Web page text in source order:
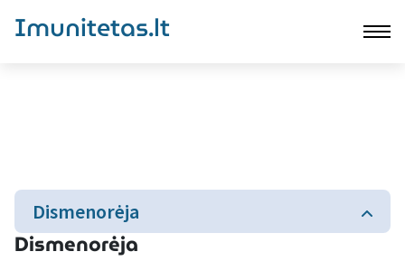
Imunitetas.lt
Dismenorėja
Dismenorėja